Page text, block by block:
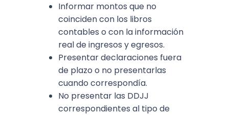
Informar montos que no
coinciden con los libros
contables o con la información
real de ingresos y egresos.​
Presentar declaraciones fuera
de plazo o no presentarlas
cuando correspondía.
No presentar las DDJJ
correspondientes al tipo de